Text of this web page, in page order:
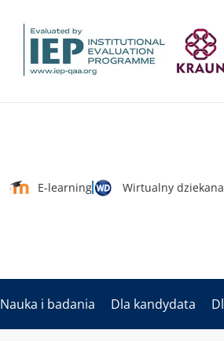
E-learning Wirtualny
Nauka i badania Dla kandydata